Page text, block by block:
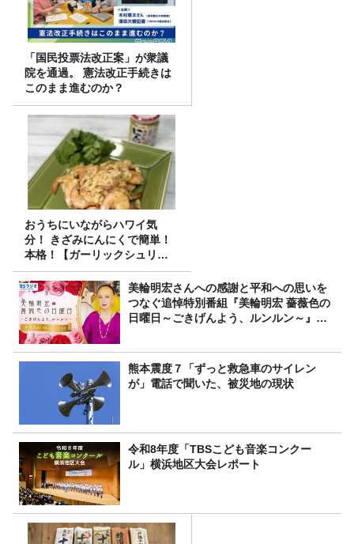
「国民投票法改正案」が衆議
院を通過。 憲法改正手続きは
このまま進むのか？
おうちにいながらハワイ気
分！ きざみにんにくで簡単！
本格！【ガーリックシュリン
プ】 桃屋のかんたんレシピ
美輪明宏さんへの感謝と平和への思いを
つなぐ追悼特別番組『美輪明宏 薔薇色の
日曜日～ごきげんよう、ルンルン～』
熊本震度７「ずっと救急車のサイレン
が」電話で聞いた、被災地の現状
令和8年度「TBSこども音楽コンクー
ル」横浜地区大会レポート